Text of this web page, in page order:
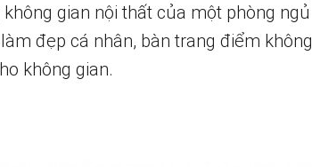
gian nội thất của một phòng ngủ
đẹp cá nhân, bàn trang điểm không
không gian.